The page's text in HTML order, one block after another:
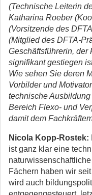
(Technische Leiterin
Katharina Roeber
(Vorsitzende des
(Mitglied des DFTA-
Geschäftsführerin, der
signifikant gestiegen
Wie sehen Sie deren
Vorbilder und
technische
Bereich Flexo- und
damit dem
Nicola Kopp-Rostek:
ist ganz klar eine
Fächern haben wir
wird auch